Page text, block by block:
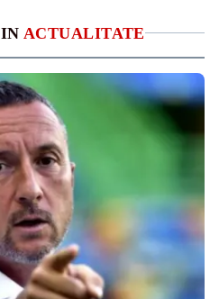
ACTUALITATE